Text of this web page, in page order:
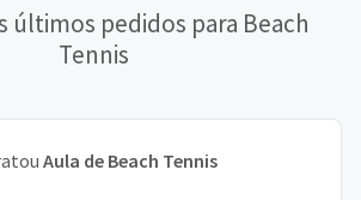
últimos pedidos para Beach
Tennis
Aula de Beach Tennis